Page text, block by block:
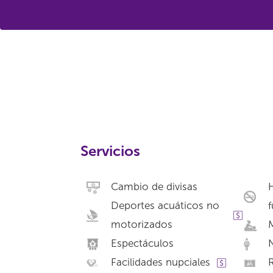
Servicios
Cambio de divisas
Deportes acuáticos no
motorizados
Espectáculos
Facilidades nupciales